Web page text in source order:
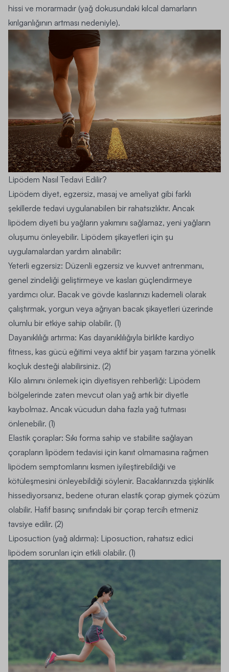
hissi ve morarmadır (yağ dokusundaki kılcal damarların
kırılganlığının artması nedeniyle).
Lipödem Nasıl Tedavi Edilir?
Lipödem diyet, egzersiz, masaj ve ameliyat gibi farklı
şekillerde tedavi uygulanabilen bir rahatsızlıktır. Ancak
lipödem diyeti bu yağların yakımını sağlamaz, yeni yağların
oluşumu önleyebilir. Lipödem şikayetleri için şu
uygulamalardan yardım alınabilir:
Yeterli egzersiz: Düzenli egzersiz ve kuvvet antrenmanı,
genel zindeliği geliştirmeye ve kasları güçlendirmeye
yardımcı olur. Bacak ve gövde kaslarınızı kademeli olarak
çalıştırmak, yorgun veya ağrıyan bacak şikayetleri üzerinde
olumlu bir etkiye sahip olabilir. (1)
Dayanıklılığı artırma: Kas dayanıklılığıyla birlikte kardiyo
fitness, kas gücü eğitimi veya aktif bir yaşam tarzına yönelik
koçluk desteği alabilirsiniz. (2)
Kilo alımını önlemek için diyetisyen rehberliği: Lipödem
bölgelerinde zaten mevcut olan yağ artık bir diyetle
kaybolmaz. Ancak vücudun daha fazla yağ tutması
önlenebilir. (1)
Elastik çoraplar: Sıkı forma sahip ve stabilite sağlayan
çorapların lipödem tedavisi için kanıt olmamasına rağmen
lipödem semptomlarını kısmen iyileştirebildiği ve
kötüleşmesini önleyebildiği söylenir. Bacaklarınızda şişkinlik
hissediyorsanız, bedene oturan elastik çorap giymek çözüm
olabilir. Hafif basınç sınıfındaki bir çorap tercih etmeniz
tavsiye edilir. (2)
Liposuction (yağ aldırma): Liposuction, rahatsız edici
lipödem sorunları için etkili olabilir. (1)